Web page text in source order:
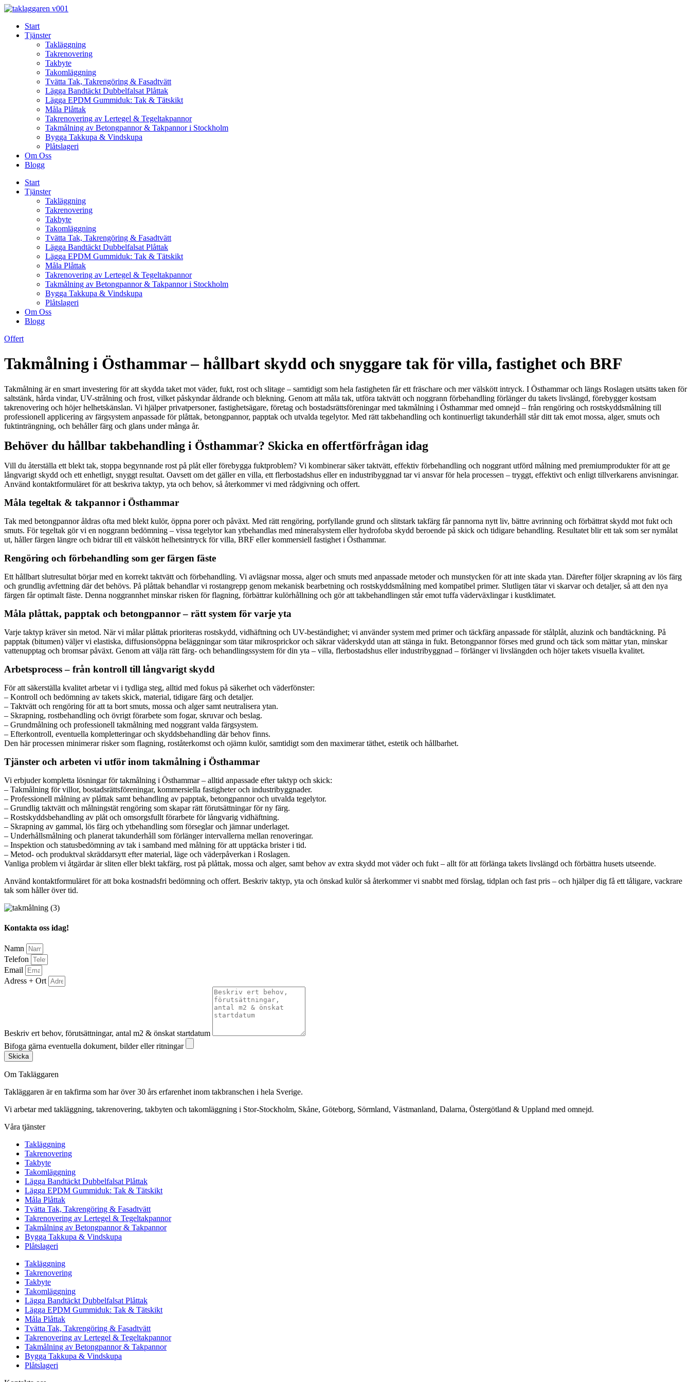
Skip
contentStart
Tjänster
Takläggning
Takrenovering
Takbyte
Takomläggning
Tvätta Tak, Takrengöring & Fasadtvätt
Lägga Bandtäckt Dubbelfalsat Plåttak
Lägga EPDM Gummiduk: Tak & Tätskikt
Måla Plåttak
Takrenovering av Lertegel & Tegeltakpannor
Takmålning av Betongpannor & Takpannor i Stockholm
Bygga Takkupa & Vindskupa
Plåtslageri
Om Oss
Blogg
Start
Tjänster
Takläggning
Takrenovering
Takbyte
Takomläggning
Tvätta Tak, Takrengöring & Fasadtvätt
Lägga Bandtäckt Dubbelfalsat Plåttak
Lägga EPDM Gummiduk: Tak & Tätskikt
Måla Plåttak
Takrenovering av Lertegel & Tegeltakpannor
Takmålning av Betongpannor & Takpannor i Stockholm
Bygga Takkupa & Vindskupa
Plåtslageri
Om Oss
Blogg
Offert
Takmålning i Östhammar – hållbart skydd och snyggare tak för villa, fastighet och BRF
Takmålning är en smart investering för att skydda taket mot väder, fukt, rost och slitage – samtidigt som hela fastigheten får ett fräschare och mer välskött intryck. I Östhammar och längs Roslagen utsätts taken för
saltstänk, hårda vindar, UV-strålning och frost, vilket påskyndar åldrande och blekning. Genom att måla tak, utföra taktvätt och noggrann förbehandling förlänger du takets livslängd, förebygger kostsam
takrenovering och höjer helhetskänslan. Vi hjälper privatpersoner, fastighetsägare, företag och bostadsrättsföreningar med takmålning i Östhammar med omnejd – från rengöring och rostskyddsmålning till
professionell applicering av färgsystem anpassade för plåttak, betongpannor, papptak och utvalda tegelytor. Med rätt takbehandling och kontinuerligt takunderhåll står ditt tak emot mossa, alger, smuts och
fuktinträngning, och behåller färg och glans under många år.
Behöver du hållbar takbehandling i Östhammar? Skicka en offertförfrågan idag
Vill du återställa ett blekt tak, stoppa begynnande rost på plåt eller förebygga fuktproblem? Vi kombinerar säker taktvätt, effektiv förbehandling och noggrant utförd målning med premiumprodukter för att ge
långvarigt skydd och ett enhetligt, snyggt resultat. Oavsett om det gäller en villa, ett flerbostadshus eller en industribyggnad tar vi ansvar för hela processen – tryggt, effektivt och enligt tillverkarens anvisningar.
Använd kontaktformuläret för att beskriva taktyp, yta och behov, så återkommer vi med rådgivning och offert.
Måla tegeltak & takpannor i Östhammar
Tak med betongpannor åldras ofta med blekt kulör, öppna porer och påväxt. Med rätt rengöring, porfyllande grund och slitstark takfärg får pannorna nytt liv, bättre avrinning och förbättrat skydd mot fukt och
smuts. För tegeltak gör vi en noggrann bedömning – vissa tegelytor kan ytbehandlas med mineralsystem eller hydrofoba skydd beroende på skick och tidigare behandling. Resultatet blir ett tak som ser nymålat
ut, håller färgen längre och bidrar till ett välskött helhetsintryck för villa, BRF eller kommersiell fastighet i Östhammar.
Rengöring och förbehandling som ger färgen fäste
Ett hållbart slutresultat börjar med en korrekt taktvätt och förbehandling. Vi avlägsnar mossa, alger och smuts med anpassade metoder och munstycken för att inte skada ytan. Därefter följer skrapning av lös färg
och grundlig avfettning där det behövs. På plåttak behandlar vi rostangrepp genom mekanisk bearbetning och rostskyddsmålning med kompatibel primer. Slutligen tätar vi skarvar och detaljer, så att den nya
färgen får optimalt fäste. Denna noggrannhet minskar risken för flagning, förbättrar kulörhållning och gör att takbehandlingen står emot tuffa väderväxlingar i kustklimatet.
Måla plåttak, papptak och betongpannor – rätt system för varje yta
Varje taktyp kräver sin metod. När vi målar plåttak prioriteras rostskydd, vidhäftning och UV-beständighet; vi använder system med primer och täckfärg anpassade för stålplåt, aluzink och bandtäckning. På
papptak (bitumen) väljer vi elastiska, diffusionsöppna beläggningar som tätar mikrosprickor och säkrar väderskydd utan att stänga in fukt. Betongpannor förses med grund och täck som mättar ytan, minskar
vattenupptag och bromsar påväxt. Genom att välja rätt färg- och behandlingssystem för din yta – villa, flerbostadshus eller industribyggnad – förlänger vi livslängden och höjer takets visuella kvalitet.
Arbetsprocess – från kontroll till långvarigt skydd
För att säkerställa kvalitet arbetar vi i tydliga steg, alltid med fokus på säkerhet och väderfönster:
– Kontroll och bedömning av takets skick, material, tidigare färg och detaljer.
– Taktvätt och rengöring för att ta bort smuts, mossa och alger samt neutralisera ytan.
– Skrapning, rostbehandling och övrigt förarbete som fogar, skruvar och beslag.
– Grundmålning och professionell takmålning med noggrant valda färgsystem.
– Efterkontroll, eventuella kompletteringar och skyddsbehandling där behov finns.
Den här processen minimerar risker som flagning, roståterkomst och ojämn kulör, samtidigt som den maximerar täthet, estetik och hållbarhet.
Tjänster och arbeten vi utför inom takmålning i Östhammar
Vi erbjuder kompletta lösningar för takmålning i Östhammar – alltid anpassade efter taktyp och skick:
– Takmålning för villor, bostadsrättsföreningar, kommersiella fastigheter och industribyggnader.
– Professionell målning av plåttak samt behandling av papptak, betongpannor och utvalda tegelytor.
– Grundlig taktvätt och målningstät rengöring som skapar rätt förutsättningar för ny färg.
– Rostskyddsbehandling av plåt och omsorgsfullt förarbete för långvarig vidhäftning.
– Skrapning av gammal, lös färg och ytbehandling som förseglar och jämnar underlaget.
– Underhållsmålning och planerat takunderhåll som förlänger intervallerna mellan renoveringar.
– Inspektion och statusbedömning av tak i samband med målning för att upptäcka brister i tid.
– Metod- och produktval skräddarsytt efter material, läge och väderpåverkan i Roslagen.
Vanliga problem vi åtgärdar är sliten eller blekt takfärg, rost på plåttak, mossa och alger, samt behov av extra skydd mot väder och fukt – allt för att förlänga takets livslängd och förbättra husets utseende.
Använd kontaktformuläret för att boka kostnadsfri bedömning och offert. Beskriv taktyp, yta och önskad kulör så återkommer vi snabbt med förslag, tidplan och fast pris – och hjälper dig få ett tåligare, vackrare
tak som håller över tid.
Kontakta oss idag!
Namn
Telefon
Email
Adress + Ort
Beskriv ert behov, förutsättningar, antal m2 & önskat startdatum
Bifoga gärna eventuella dokument, bilder eller ritningar
Skicka
Om Takläggaren
Takläggaren är en takfirma som har över 30 års erfarenhet inom takbranschen i hela Sverige.
Vi arbetar med takläggning, takrenovering, takbyten och takomläggning i Stor-Stockholm, Skåne, Göteborg, Sörmland, Västmanland, Dalarna, Östergötland & Uppland med omnejd.
Våra tjänster
Takläggning
Takrenovering
Takbyte
Takomläggning
Lägga Bandtäckt Dubbelfalsat Plåttak
Lägga EPDM Gummiduk: Tak & Tätskikt
Måla Plåttak
Tvätta Tak, Takrengöring & Fasadtvätt
Takrenovering av Lertegel & Tegeltakpannor
Takmålning av Betongpannor & Takpannor
Bygga Takkupa & Vindskupa
Plåtslageri
Takläggning
Takrenovering
Takbyte
Takomläggning
Lägga Bandtäckt Dubbelfalsat Plåttak
Lägga EPDM Gummiduk: Tak & Tätskikt
Måla Plåttak
Tvätta Tak, Takrengöring & Fasadtvätt
Takrenovering av Lertegel & Tegeltakpannor
Takmålning av Betongpannor & Takpannor
Bygga Takkupa & Vindskupa
Plåtslageri